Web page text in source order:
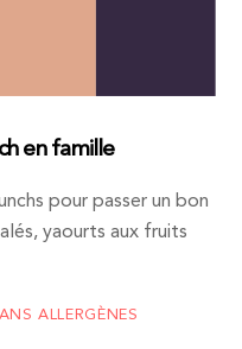
en famille
pour passer un bon
yaourts aux fruits
ALLERGÈNES